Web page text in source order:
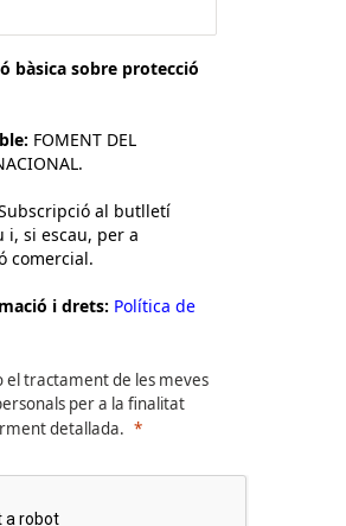
bàsica sobre protecció
FOMENT DEL
al butlletí
i, si escau, per a
comercial.
i drets: Política de
el tractament de les meves
per a la finalitat
detallada.